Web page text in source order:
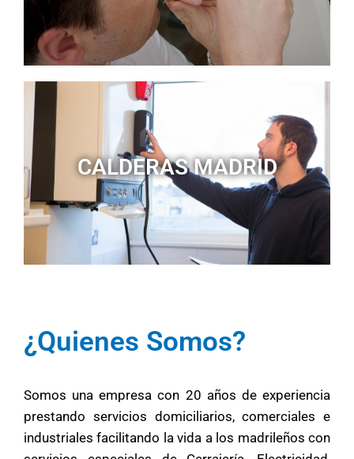
CALDERAS MADRID
¿Quienes Somos?
Somos una empresa con 20 años de experiencia
prestando servicios domiciliarios, comerciales e
industriales facilitando la vida a los madrileños con